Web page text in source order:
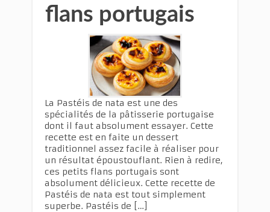
flans portugais
La Pastéis de nata est une des
spécialités de la pâtisserie portugaise
dont il faut absolument essayer. Cette
recette est en faite un dessert
traditionnel assez facile à réaliser pour
un résultat époustouflant. Rien à redire,
ces petits flans portugais sont
absolument délicieux. Cette recette de
Pastéis de nata est tout simplement
superbe. Pastéis de […]